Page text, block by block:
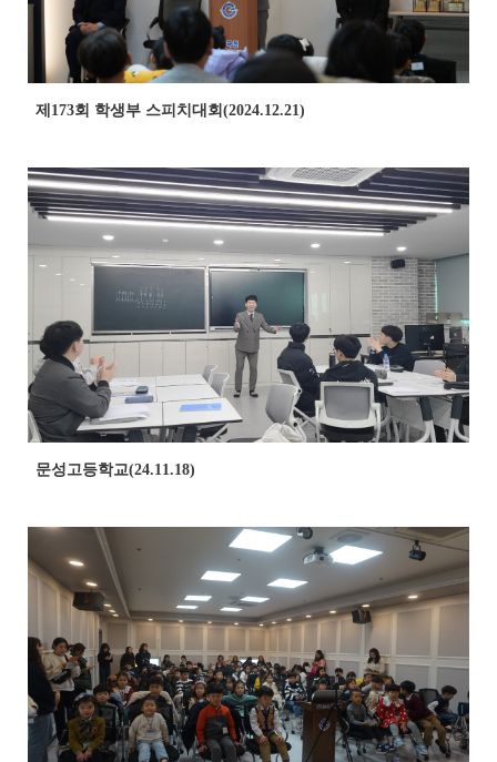
제173회 학생부 스피치대회(2024.12.21)
문성고등학교(24.11.18)